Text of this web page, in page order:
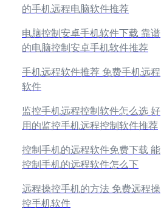
的手机远程电脑软件推荐
电脑控制安卓手机软件下载 靠谱
的电脑控制安卓手机软件推荐
手机远程软件推荐 免费手机远程
软件
监控手机远程控制软件怎么选 好
用的监控手机远程控制软件推荐
控制手机的远程软件免费下载 能
控制手机的远程软件怎么下
远程操控手机的方法 免费远程操
控手机软件